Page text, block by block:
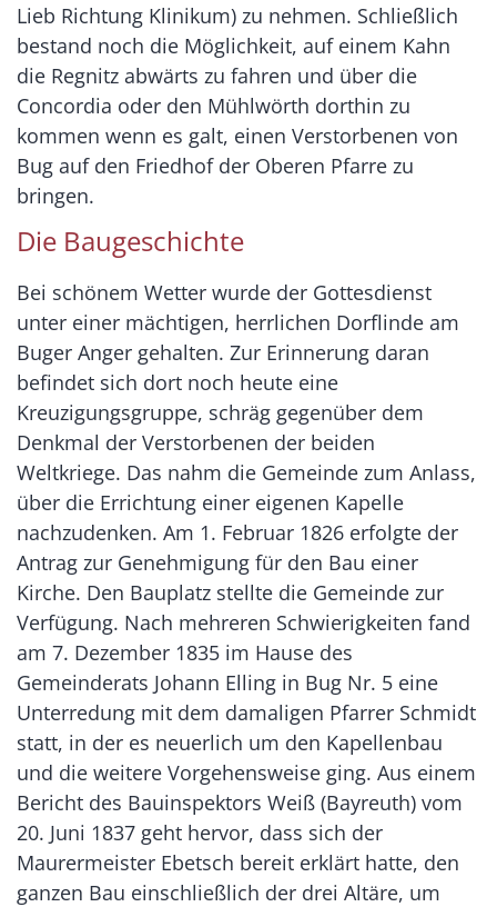
Lieb Richtung Klinikum) zu nehmen. Schließlich
bestand noch die Möglichkeit, auf einem Kahn
die Regnitz abwärts zu fahren und über die
Concordia oder den Mühlwörth dorthin zu
kommen wenn es galt, einen Verstorbenen von
Bug auf den Friedhof der Oberen Pfarre zu
bringen.
Die Baugeschichte
Bei schönem Wetter wurde der Gottesdienst
unter einer mächtigen, herrlichen Dorflinde am
Buger Anger gehalten. Zur Erinnerung daran
befindet sich dort noch heute eine
Kreuzigungsgruppe, schräg gegenüber dem
Denkmal der Verstorbenen der beiden
Weltkriege. Das nahm die Gemeinde zum Anlass,
über die Errichtung einer eigenen Kapelle
nachzudenken. Am 1. Februar 1826 erfolgte der
Antrag zur Genehmigung für den Bau einer
Kirche. Den Bauplatz stellte die Gemeinde zur
Verfügung. Nach mehreren Schwierigkeiten fand
am 7. Dezember 1835 im Hause des
Gemeinderats Johann Elling in Bug Nr. 5 eine
Unterredung mit dem damaligen Pfarrer Schmidt
statt, in der es neuerlich um den Kapellenbau
und die weitere Vorgehensweise ging. Aus einem
Bericht des Bauinspektors Weiß (Bayreuth) vom
20. Juni 1837 geht hervor, dass sich der
Maurermeister Ebetsch bereit erklärt hatte, den
ganzen Bau einschließlich der drei Altäre, um